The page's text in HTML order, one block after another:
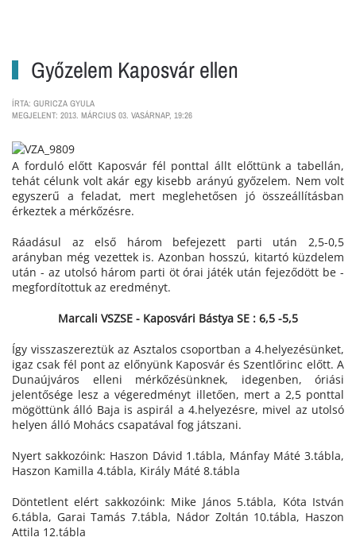
Győzelem Kaposvár ellen
ÍRTA: GURICZA GYULA
MEGJELENT: 2013. MÁRCIUS 03. VASÁRNAP, 19:26
A forduló előtt Kaposvár fél ponttal állt előttünk a tabellán,
tehát célunk volt akár egy kisebb arányú győzelem. Nem volt
egyszerű a feladat, mert meglehetősen jó összeállításban
érkeztek a mérkőzésre.
Ráadásul az első három befejezett parti után 2,5-0,5
arányban még vezettek is. Azonban hosszú, kitartó küzdelem
után - az utolsó három parti öt órai játék után fejeződött be -
megfordítottuk az eredményt.
Marcali VSZSE - Kaposvári Bástya SE : 6,5 -5,5
Így visszaszereztük az Asztalos csoportban a 4.helyezésünket,
igaz csak fél pont az előnyünk Kaposvár és Szentlőrinc előtt. A
Dunaújváros elleni mérkőzésünknek, idegenben, óriási
jelentősége lesz a végeredményt illetően, mert a 2,5 ponttal
mögöttünk álló Baja is aspirál a 4.helyezésre, mivel az utolsó
helyen álló Mohács csapatával fog játszani.
Nyert sakkozóink: Haszon Dávid 1.tábla, Mánfay Máté 3.tábla,
Haszon Kamilla 4.tábla, Király Máté 8.tábla
Döntetlent elért sakkozóink: Mike János 5.tábla, Kóta István
6.tábla, Garai Tamás 7.tábla, Nádor Zoltán 10.tábla, Haszon
Attila 12.tábla